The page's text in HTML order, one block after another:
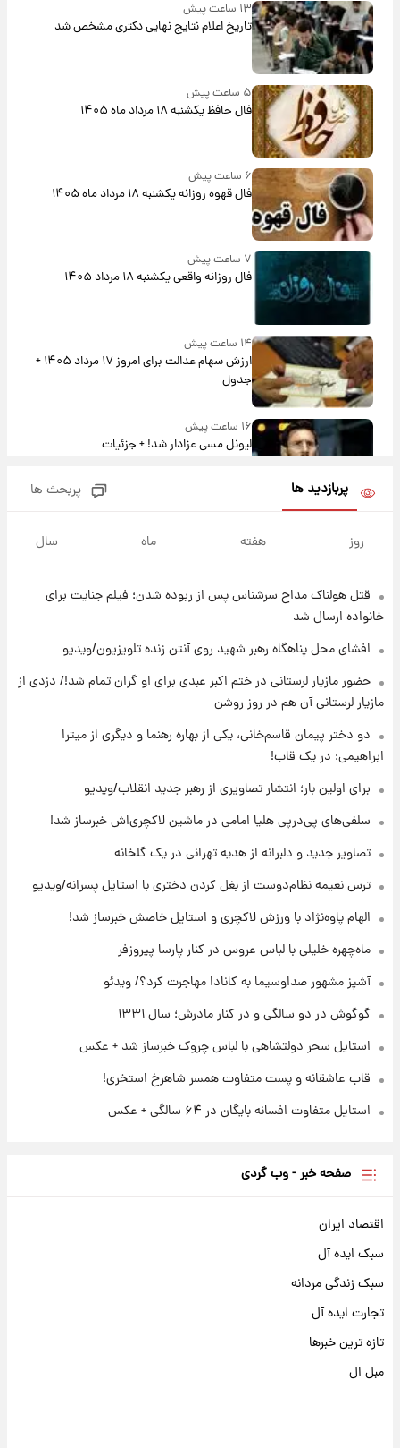
۱۳ ساعت پیش
تاریخ اعلام نتایج نهایی دکتری مشخص شد
۵ ساعت پیش
فال حافظ یکشنبه ۱۸ مرداد ماه ۱۴۰۵
۶ ساعت پیش
فال قهوه روزانه یکشنبه ۱۸ مرداد ماه ۱۴۰۵
۷ ساعت پیش
فال روزانه واقعی یکشنبه ۱۸ مرداد ۱۴۰۵
۱۴ ساعت پیش
ارزش سهام عدالت برای امروز ۱۷ مرداد ۱۴۰۵ +
جدول
۱۶ ساعت پیش
لیونل مسی عزادار شد! + جزئیات
جهانی در آمریکا + فیلم
۱۹ ساعت پیش
۱۹ ساعت پیش
تصاویر عمامه بستن به شیوه خاتمی/ویدیو
افشای محل پناهگاه‌ رهبر شهید روی آنتن زنده
تلویزیون/ویدیو
۲۲ ساعت پیش
ثریا اسفندیاری بعد از طلاق و در دیدار با گروه
بیتلز
ادعای جنجالی درباره اینفانتینو؛ اتهام پرداخت
پربازدید ها پربحث ها
روز هفته ماه سال
قتل هولناک مداح سرشناس پس از ربوده شدن؛ فیلم جنایت برای
خانواده ارسال شد
افشای محل پناهگاه‌ رهبر شهید روی آنتن زنده تلویزیون/ویدیو
حضور مازیار لرستانی در ختم اکبر عبدی برای او گران تمام شد!/ دزدی از
مازیار لرستانی آن هم در روز روشن
دو دختر پیمان قاسم‌خانی، یکی از بهاره رهنما و دیگری از میترا
ابراهیمی؛ در یک قاب!
برای اولین بار؛ انتشار تصاویری از رهبر جدید انقلاب/ویدیو
سلفی‌های پی‌درپی هلیا امامی در ماشین لاکچری‌اش خبرساز شد!
تصاویر جدید و دلبرانه از هدیه تهرانی در یک گلخانه
ترس نعیمه نظام‌دوست از بغل کردن دختری با استایل پسرانه/ویدیو
الهام پاوه‌نژاد با ورزش لاکچری و استایل خاصش خبرساز شد!
ماه‌چهره خلیلی با لباس عروس در کنار پارسا پیروزفر
آشپز مشهور صداوسیما به کانادا مهاجرت کرد؟/ ویدئو
گوگوش در دو سالگی و در کنار مادرش؛ سال ۱۳۳۱
استایل سحر دولتشاهی با لباس چروک خبرساز شد + عکس
قاب عاشقانه و پست متفاوت همسر شاهرخ استخری!
استایل متفاوت افسانه بایگان در ۶۴ سالگی + عکس
صفحه خبر - وب گردی
اقتصاد ایران
سبک ایده آل
سبک زندگی مردانه
تجارت ایده آل
تازه ترین خبرها
مبل ال